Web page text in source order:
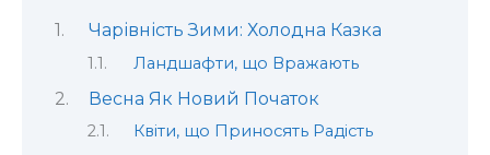
Чарівність Зими: Холодна Казка
Ландшафти, що Вражають
Весна Як Новий Початок
Квіти, що Приносять Радість